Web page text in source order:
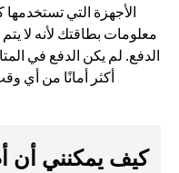
الأجهزة التي
معلومات بطاقتك لأنه لا
الدفع. لم يكن الدفع في
أكثر أمانًا من أي
كيف يمكنني أن